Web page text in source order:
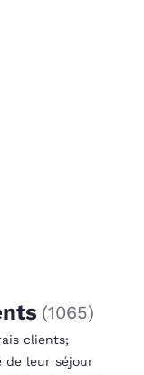
(1065)
clients;
de leur séjour